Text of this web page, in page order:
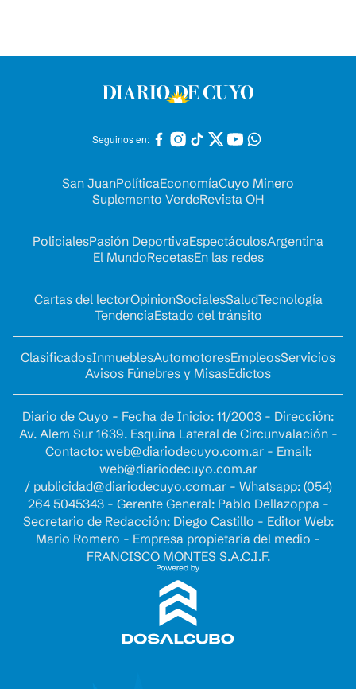
Seguinos en:
San JuanPolíticaEconomíaCuyo Minero
Suplemento VerdeRevista OH
PolicialesPasión DeportivaEspectáculosArgentina
El MundoRecetasEn las redes
Cartas del lectorOpinionSocialesSaludTecnología
TendenciaEstado del tránsito
ClasificadosInmueblesAutomotoresEmpleosServicios
Avisos Fúnebres y MisasEdictos
Diario de Cuyo - Fecha de Inicio: 11/2003 - Dirección:
Av. Alem Sur 1639. Esquina Lateral de Circunvalación -
Contacto: web@diariodecuyo.com.ar- Email:
web@diariodecuyo.com.ar
/ publicidad@diariodecuyo.com.ar- Whatsapp: (054)
264 5045343 - Gerente General: Pablo Dellazoppa -
Secretario de Redacción: Diego Castillo - Editor Web:
Mario Romero - Empresa propietaria del medio -
FRANCISCO MONTES S.A.C.I.F.